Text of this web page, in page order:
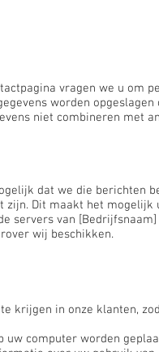
vragen we u om
worden
niet combineren met
dat we die berichten
Dit maakt het
servers van
wij beschikken.
krijgen in onze klanten,
computer worden